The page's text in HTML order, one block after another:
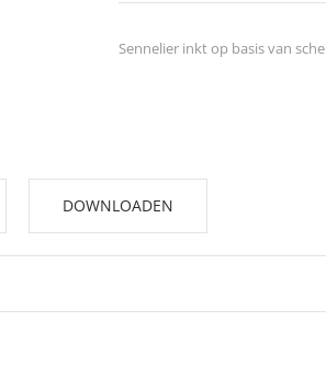
Sennelier inkt op basis van
DOWNLOADEN